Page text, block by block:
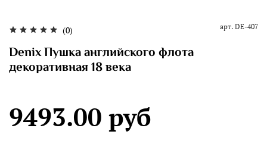
(0) арт. DE-407
Denix Пушка английского флота
декоративная 18 века
9493.00 руб